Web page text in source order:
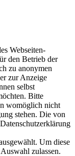
Webseiten-
den Betrieb der
zu anonymen
zur Anzeige
selbst
Bitte
womöglich nicht
stehen. Die von
Um diese
zulassen.